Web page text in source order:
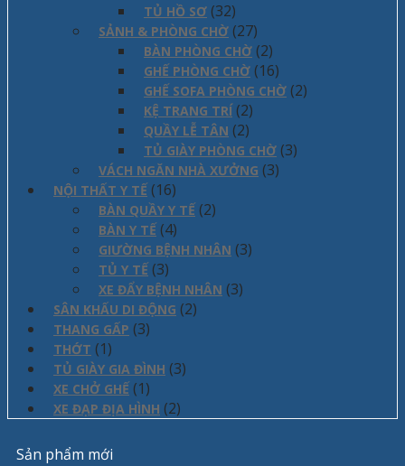
TỦ HỒ SƠ (32)
SẢNH & PHÒNG CHỜ (27)
BÀN PHÒNG CHỜ (2)
GHẾ PHÒNG CHỜ (16)
GHẾ SOFA PHÒNG CHỜ (2)
KỆ TRANG TRÍ (2)
QUẦY LỄ TÂN (2)
TỦ GIÀY PHÒNG CHỜ (3)
VÁCH NGĂN NHÀ XƯỞNG (3)
NỘI THẤT Y TẾ (16)
BÀN QUẦY Y TẾ (2)
BÀN Y TẾ (4)
GIƯỜNG BỆNH NHÂN (3)
TỦ Y TẾ (3)
XE ĐẨY BỆNH NHÂN (3)
SÂN KHẤU DI ĐỘNG (2)
THANG GẤP (3)
THỚT (1)
TỦ GIÀY GIA ĐÌNH (3)
XE CHỞ GHẾ (1)
XE ĐẠP ĐỊA HÌNH (2)
Sản phẩm mới